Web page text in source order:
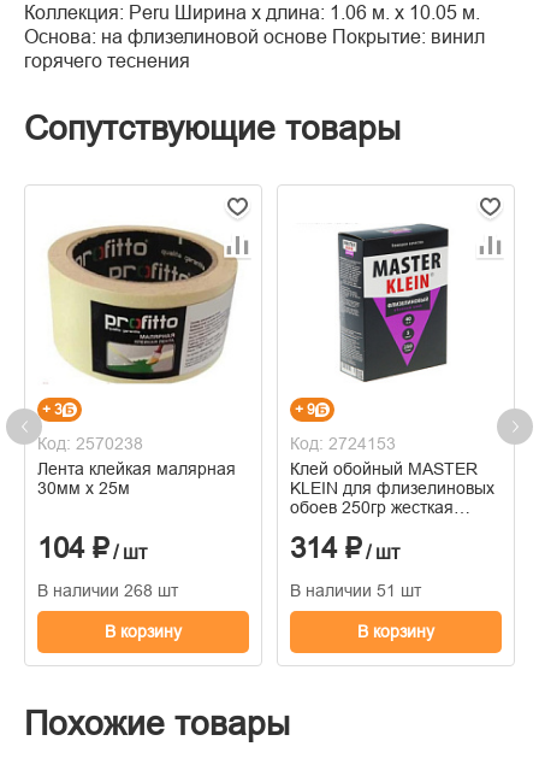
Коллекция: Peru Ширина x длина: 1.06 м. x 10.05 м.
Основа: на флизелиновой основе Покрытие: винил
горячего теснения
Сопутствующие товары
+ 3
Код: 2570238
Лента клейкая малярная
30мм х 25м
104 ₽/ шт
В наличии 268 шт
В корзину
+ 9
Код: 2724153
Клей обойный MASTER
KLEIN для флизелиновых
обоев 250гр жесткая
314 ₽/ шт
В наличии 51 шт
В корзину
Похожие товары